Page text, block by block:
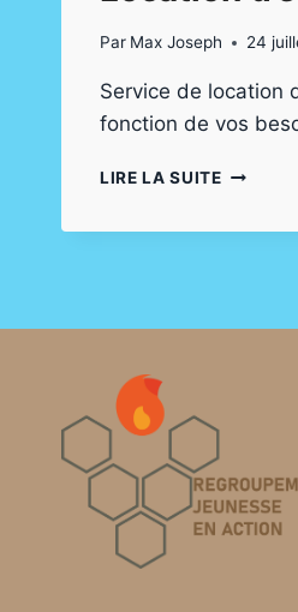
Par Max Joseph 24
Service de location
fonction de vos
LIRE LA SUITE